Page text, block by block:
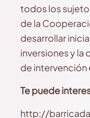
todos los
de la
desarrollar
inversiones y
de intervención
Te puede
http://